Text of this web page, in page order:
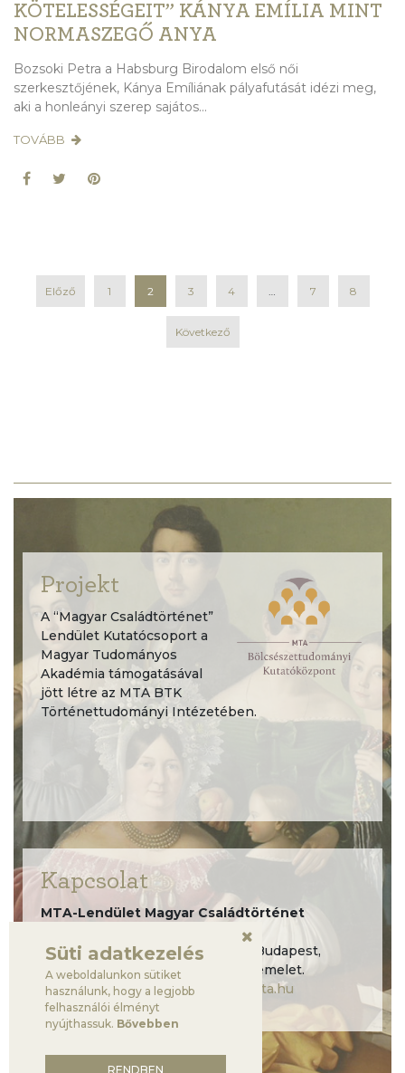
Süti adatkezelés
A weboldalunkon sütiket
használunk, hogy a legjobb
felhasználói élményt
nyújthassuk. Bővebben
RENDBEN
KÖTELESSÉGEIT” KÁNYA EMÍLIA MINT
NORMASZEGŐ ANYA
Bozsoki Petra a Habsburg Birodalom első női
szerkesztőjének, Kánya Emíliának pályafutását idézi meg,
aki a honleányi szerep sajátos...
TOVÁBB
Előző 1 2 3 4 … 7 8
Következő
Projekt
A “Magyar Családtörténet”
Lendület Kutatócsoport a
Magyar Tudományos
Akadémia támogatásával
jött létre az MTA BTK
Történettudományi Intézetében.
Kapcsolat
MTA-Lendület Magyar Családtörténet
Humán Tudományok Háza, 1097 Budapest,
Tóth Kálmán utca 4., B. épület, 4. emelet.
lendulet.csaladtortenetek@btk.mta.hu